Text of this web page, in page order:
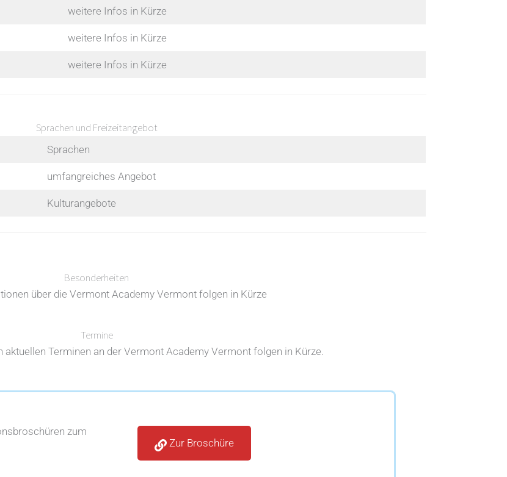
weitere Infos in Kürze
weitere Infos in Kürze
weitere Infos in Kürze
Sprachen und Freizeitangebot
Sprachen
umfangreiches Angebot
Kulturangebote
Besonderheiten
über die Vermont Academy Vermont folgen in Kürze
Termine
Terminen an der Vermont Academy Vermont folgen in Kürze.
zum
Zur Broschüre